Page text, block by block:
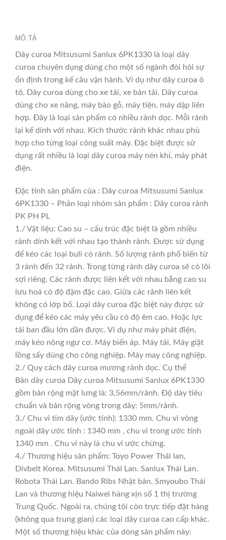
MÔ TẢ
Dây curoa Mitsusumi Sanlux 6PK1330 là loại dây
curoa chuyên dụng dùng cho một số ngành đòi hỏi sự
ổn định trong kế câu vận hành. Ví dụ như dây curoa ô
tô. Dây curoa dùng cho xe tải, xe bản tải. Dây curoa
dùng cho xe nâng, máy bào gỗ, máy tiện, máy dập liên
hợp. Đây là loại sản phẩm có nhiều rảnh dọc. Mỗi rảnh
lại kế dính với nhau. Kích thước rảnh khác nhau phù
hợp cho từng loại công suất máy. Đặc biệt được sử
dụng rất nhiều là loại dây curoa máy nén khí, máy phát
điện.
Đặc tính sản phẩm của : Dây curoa Mitsusumi Sanlux
6PK1330 – Phân loại nhóm sản phẩm : Dây curoa rảnh
PK PH PL
1./ Vật liệu: Cao su – cấu trúc đặc biệt là gồm nhiều
rảnh dính kết với nhau tạo thành rảnh. Được sử dụng
để kéo các loại buli có rảnh. Số lượng rảnh phổ biến từ
3 rảnh đến 32 rảnh. Trong từng rảnh dây curoa sẽ có lõi
sợi riêng. Các rảnh được liên kết với nhau bằng cao su
lưu hoá có độ đậm đặc cao. Giữa các rảnh liên kết
không có lớp bố. Loại dây curoa đặc biệt này được sử
dụng để kéo các máy yêu cầu có độ êm cao. Hoặc lực
tải ban đầu lớn dần được. Ví dụ như máy phát điện,
máy kéo nông ngư cơ. Máy biến áp. Máy tải. Máy giặt
lồng sấy dùng cho công nghiệp. Máy may công nghiệp.
2./ Quy cách dây curoa mương rảnh dọc. Cụ thể
Bản dây curoa Dây curoa Mitsusumi Sanlux 6PK1330
gồm bản rộng mặt lưng là: 3,56mm/rảnh. Độ dày tiêu
chuẩn và bản rộng vòng trong dây: 5mm/rảnh.
3./ Chu vi tim dây (ước tính): 1330 mm. Chu vi vòng
ngoài dây ước tính : 1340 mm , chu vi trong ước tính
1340 mm . Chu vi này là chu vi ước chừng.
4./ Thương hiệu sản phẩm: Toyo Power Thái lan,
Divbelt Korea. Mitsusumi Thái Lan. Sanlux Thái Lan.
Robota Thái Lan. Bando Ribs Nhật bản. Smyoubo Thái
Lan và thương hiệu Naiwei hàng xịn số 1 thị trường
Trung Quốc. Ngoài ra, chúng tôi còn trực tiếp đặt hàng
(không qua trung gian) các loại dây curoa cao cấp khác.
Một số thương hiệu khác của dòng sản phẩm này: